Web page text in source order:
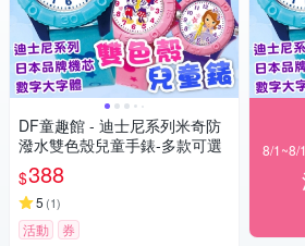
DF童趣館 - 迪士尼系列米奇防
潑水雙色殼兒童手錶-多款可選
$388
5 (1)
活動 券